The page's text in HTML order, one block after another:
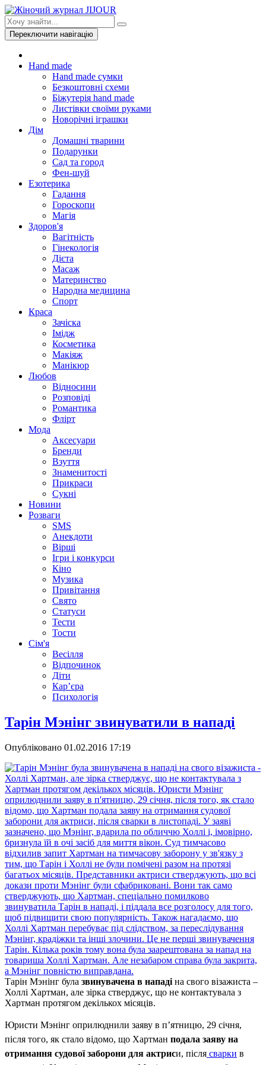
Переключити навігацію
Hand made
Hand made сумки
Безкоштовні схеми
Біжутерія hand made
Листівки своїми руками
Новорічні іграшки
Дім
Домашні тварини
Подарунки
Сад та город
Фен-шуй
Езотерика
Гадання
Гороскопи
Магія
Здоров'я
Вагітність
Гінекологія
Дієта
Масаж
Материнство
Народна медицина
Спорт
Краса
Зачіска
Імідж
Косметика
Макіяж
Манікюр
Любов
Відносини
Розповіді
Романтика
Флірт
Мода
Аксесуари
Бренди
Взуття
Знаменитості
Прикраси
Сукні
Новини
Розваги
SMS
Анекдоти
Вірші
Ігри і конкурси
Кіно
Музика
Привітання
Свято
Статуси
Тести
Тости
Сім'я
Весілля
Відпочинок
Діти
Кар’єра
Психологія
Тарін Мэнінг звинуватили в нападі
Опубліковано 01.02.2016 17:19
Тарін Мэнінг була звинувачена в нападі на свого візажиста –
Холлі Хартман, але зірка стверджує, що не контактувала з
Хартман протягом декількох місяців.
Юристи Мэнінг оприлюднили заяву в п’ятницю, 29 січня,
після того, як стало відомо, що Хартман подала заяву на
отримання судової заборони для актриси, після сварки в